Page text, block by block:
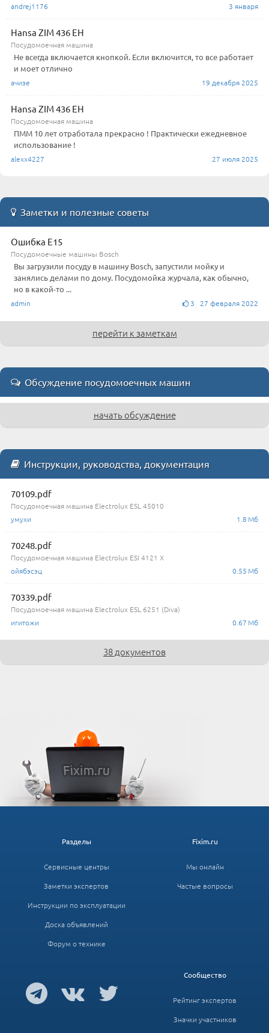
andrej1176 3 января
Hansa ZIM 436 EH
Посудомоечная машина
Не всегда включается кнопкой. Если включится, то все работает
и моет отлично
ачизе 19 декабря 2025
Hansa ZIM 436 EH
Посудомоечная машина
ПММ 10 лет отработала прекрасно ! Практически ежедневное
использование !
alexx4227 27 июля 2025
Заметки и полезные советы
Ошибка E15
Посудомоечные машины Bosch
Вы загрузили посуду в машину Bosch, запустили мойку и
занялись делами по дому. Посудомойка журчала, как обычно,
но в какой-то ...
admin 3 27 февраля 2022
перейти к заметкам
Обсуждение посудомоечных машин
начать обсуждение
Инструкции, руководства, документация
70109.pdf
Посудомоечная машина Electrolux ESL 45010
умухи
1.8 Мб
70248.pdf
Посудомоечная машина Electrolux ESI 4121 X
ойябэсэц
0.55 Мб
70339.pdf
Посудомоечная машина Electrolux ESL 6251 (Diva)
игитожи
0.67 Мб
38 документов
Fixim.ru
Мы онлайн
Частые вопросы
Разделы
Сервисные центры
Заметки экспертов
Инструкции по эксплуатации
Доска объявлений
Форум о технике
Сообщество
Рейтинг экспертов
Значки участников